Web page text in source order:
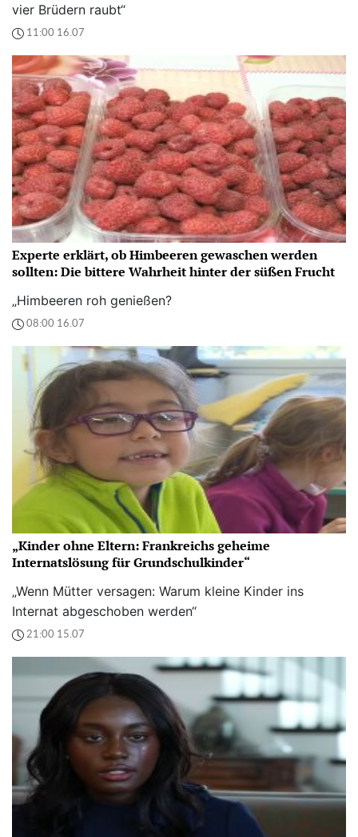
vier Brüdern raubt“
11:00 16.07
Experte erklärt, ob Himbeeren gewaschen werden
sollten: Die bittere Wahrheit hinter der süßen Frucht
„Himbeeren roh genießen?
08:00 16.07
„Kinder ohne Eltern: Frankreichs geheime
Internatslösung für Grundschulkinder“
„Wenn Mütter versagen: Warum kleine Kinder ins
Internat abgeschoben werden“
21:00 15.07